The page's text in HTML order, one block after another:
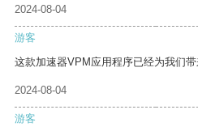
2024-08-04
游客
这款加速器VPM应用程序已经为我们带
2024-08-04
游客